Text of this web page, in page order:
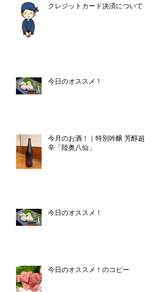
クレジットカード決済について
今日のオススメ！
今月のお酒！｜特別吟醸 芳醇超
辛「陸奥八仙」
今日のオススメ！
今日のオススメ！のコピー